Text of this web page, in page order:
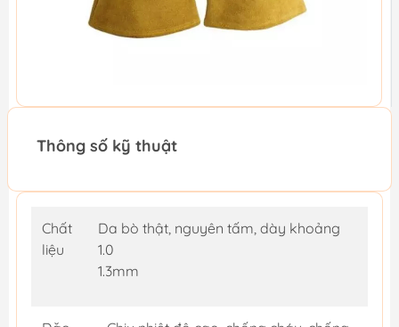
Thông số kỹ thuật
Chất
liệu
Da bò thật, nguyên tấm, dày khoảng
1.0
1.3mm